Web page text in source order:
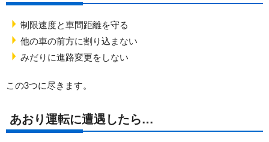
制限速度と車間距離を守る
他の車の前方に割り込まない
みだりに進路変更をしない
この3つに尽きます。
あおり運転に遭遇したら…